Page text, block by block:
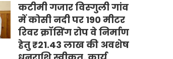
कटीमी गजार विस्गुली गांव
में कोसी नदी पर 190 मीटर
रिवर क्रॉसिंग रोप वे निर्माण
हेतु ₹21.43 लाख की अवशेष